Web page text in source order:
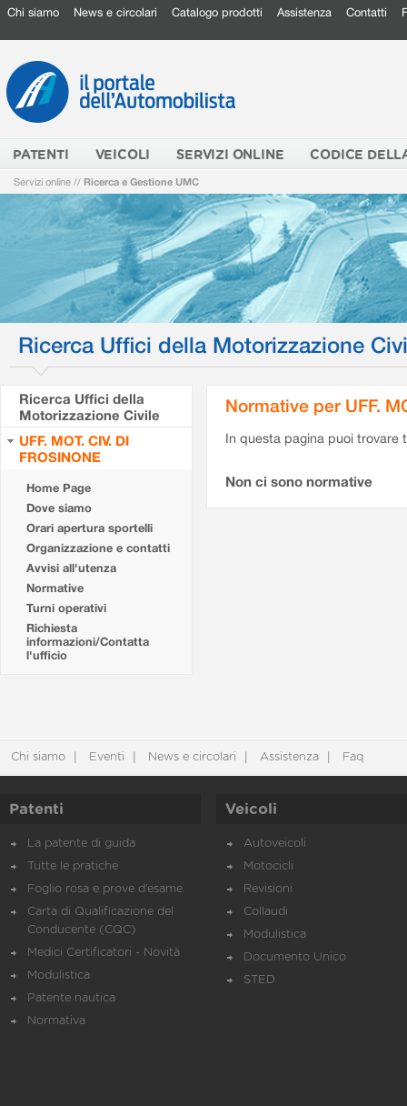
Chi siamo News e circolari Catalogo prodotti Assistenza Contatti
PATENTI VEICOLI SERVIZI ONLINE CODICE
Servizi online // Ricerca e Gestione UMC
Ricerca Uffici della Motorizzazione
Ricerca Uffici della
Motorizzazione Civile
UFF. MOT. CIV. DI
FROSINONE
Home Page
Dove siamo
Orari apertura sportelli
Organizzazione e contatti
Avvisi all'utenza
Normative
Turni operativi
Richiesta
informazioni/Contatta
l'ufficio
Normative per UFF.
In questa pagina puoi
Non ci sono normative
Chi siamo Eventi News e circolari Assistenza Faq
Patenti
La patente di guida
Tutte le pratiche
Foglio rosa e prove d’esame
Carta di Qualificazione del
Conducente (CQC)
Medici Certificatori - Novità
Modulistica
Patente nautica
Normativa
Veicoli
Autoveicoli
Motocicli
Revisioni
Collaudi
Modulistica
Documento Unico
STED